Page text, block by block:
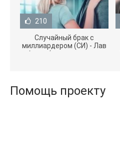
210
Случайный брак с
миллиардером (СИ) - Лав
Агата (полная версия
Помощь проекту